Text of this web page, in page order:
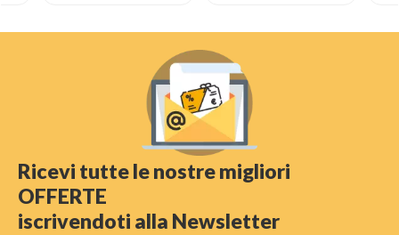
Ricevi tutte le nostre migliori
OFFERTE
iscrivendoti alla Newsletter